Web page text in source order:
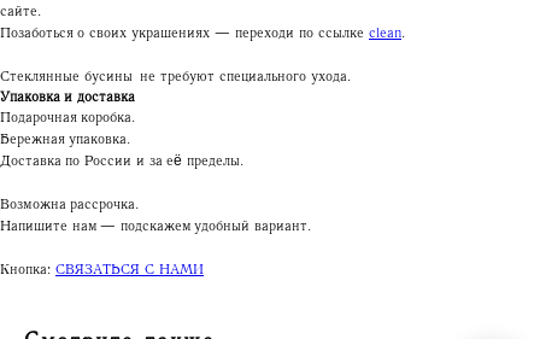
сайте.
Позаботься о своих украшениях — переходи по ссылке clean.
Стеклянные бусины не требуют специального ухода.
Упаковка и доставка
Подарочная коробка.
Бережная упаковка.
Доставка по России и за её пределы.
Возможна рассрочка.
Напишите нам — подскажем удобный вариант.
Кнопка: СВЯЗАТЬСЯ С НАМИ